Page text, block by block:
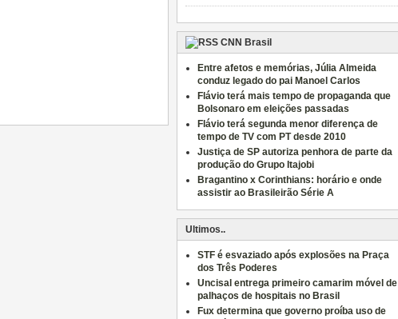
CNN Brasil
Entre afetos e memórias, Júlia Almeida
conduz legado do pai Manoel Carlos
Flávio terá mais tempo de propaganda que
Bolsonaro em eleições passadas
Flávio terá segunda menor diferença de
tempo de TV com PT desde 2010
Justiça de SP autoriza penhora de parte da
produção do Grupo Itajobi
Bragantino x Corinthians: horário e onde
assistir ao Brasileirão Série A
Ultimos..
STF é esvaziado após explosões na Praça
dos Três Poderes
Uncisal entrega primeiro camarim móvel de
palhaços de hospitais no Brasil
Fux determina que governo proíba uso de